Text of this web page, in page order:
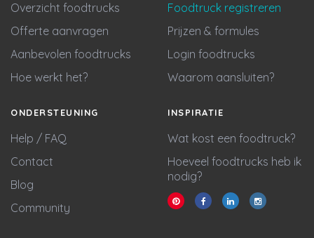
Overzicht foodtrucks
Offerte aanvragen
Aanbevolen foodtrucks
Hoe werkt het?
Foodtruck registreren
Prijzen & formules
Login foodtrucks
Waarom aansluiten?
ONDERSTEUNING
Help / FAQ
Contact
Blog
Community
INSPIRATIE
Wat kost een foodtruck?
Hoeveel foodtrucks heb ik
nodig?